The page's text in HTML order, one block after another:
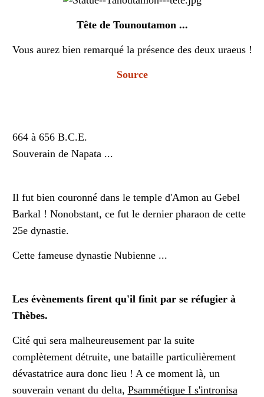
Tête de Tounoutamon ...
Vous aurez bien remarqué la présence des deux uraeus !
Source
664 à 656 B.C.E.
Souverain de Napata ...
Il fut bien couronné dans le temple d'Amon au Gebel
Barkal ! Nonobstant, ce fut le dernier pharaon de cette
25e dynastie.
Cette fameuse dynastie Nubienne ...
Les évènements firent qu'il finit par se réfugier à
Thèbes.
Cité qui sera malheureusement par la suite
complètement détruite, une bataille particulièrement
dévastatrice aura donc lieu ! A ce moment là, un
souverain venant du delta, Psammétique I s'intronisa